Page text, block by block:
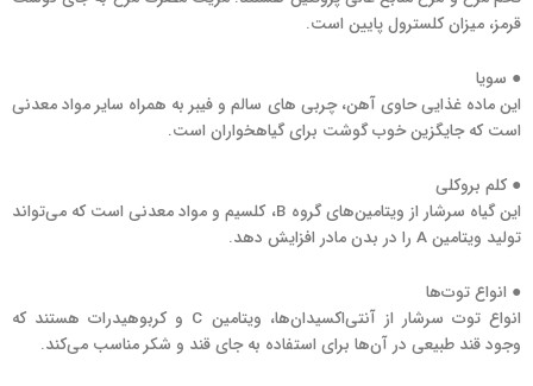
قرمز، میزان کلسترول پایین است.
● سویا
این ماده غذایی حاوی آهن، چربی های سالم و فیبر به همراه سایر مواد معدنی
است که جایگزین خوب گوشت برای گیاهخواران است.
● کلم بروکلی
این گیاه سرشار از ویتامین‌های گروه B، کلسیم و مواد معدنی است که می‌تواند
تولید ویتامین A را در بدن مادر افزایش دهد.
● انواع توت‌ها
انواع توت سرشار از آنتی‌اکسیدان‌ها، ویتامین C و کربوهیدرات هستند که
وجود قند طبیعی در آن‌ها برای استفاده به جای قند و شکر مناسب می‌کند.